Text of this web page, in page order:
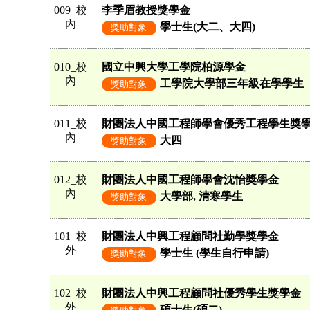
009_校
內
李季眉教授獎學金
獎助對象 學士生(大二、大四)
010_校
內
國立中興大學工學院柏源學金
獎助對象 工學院大學部三年級在學學生
011_校
內
財團法人中國工程師學會優秀工程學生獎
獎助對象 大四
012_校
內
財團法人中國工程師學會沈怡獎學金
獎助對象 大學部, 清寒學生
101_校
外
財團法人中興工程顧問社勤學獎學金
獎助對象 學士生 (學生自行申請)
102_校
外
財團法人中興工程顧問社優秀學生獎學金